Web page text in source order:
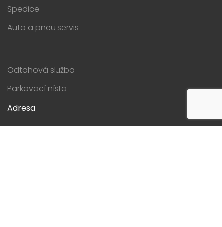
Spedice
Auto a pneu servis
Odtahová služba
Parkovací nísta
Adresa